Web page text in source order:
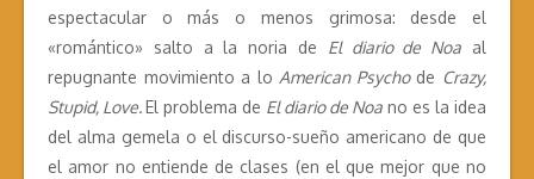
espectacular o más o menos grimosa: desde el
«romántico» salto a la noria de El diario de Noa al
repugnante movimiento a loAmerican Psychode Crazy,
Stupid, Love. El problema de El diario de Noa no es la idea
del alma gemela o el discurso-sueño americano de que
el amor no entiende de clases (en el que mejor que no